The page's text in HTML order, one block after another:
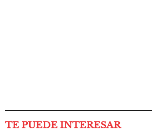
TE PUEDE INTERESAR